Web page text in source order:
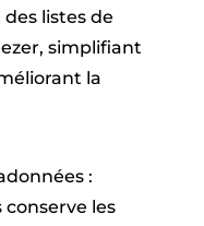
listes de
simplifiant
la
:
les